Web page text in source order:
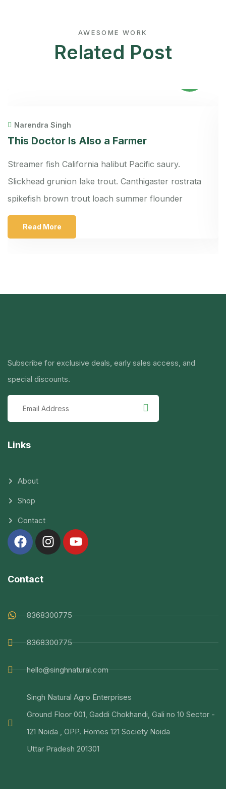
AWESOME WORK
Related Post
Narendra Singh
This Doctor Is Also a Farmer
Streamer fish California halibut Pacific saury.
Slickhead grunion lake trout. Canthigaster rostrata
spikefish brown trout loach summer flounder
Read More
Subscribe for exclusive deals, early sales access, and
special discounts.
Links
About
Shop
Contact
Contact
8368300775
8368300775
hello@singhnatural.com
Singh Natural Agro Enterprises
Ground Floor 001, Gaddi Chokhandi, Gali no 10 Sector -
121 Noida , OPP. Homes 121 Society Noida
Uttar Pradesh 201301